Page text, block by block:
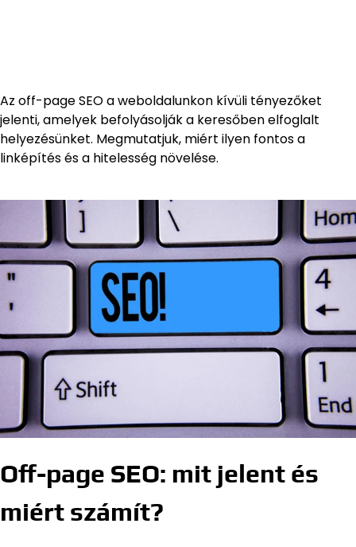
Az off-page SEO a weboldalunkon kívüli tényezőket
jelenti, amelyek befolyásolják a keresőben elfoglalt
helyezésünket. Megmutatjuk, miért ilyen fontos a
linképítés és a hitelesség növelése.
Off-page SEO: mit jelent és
miért számít?